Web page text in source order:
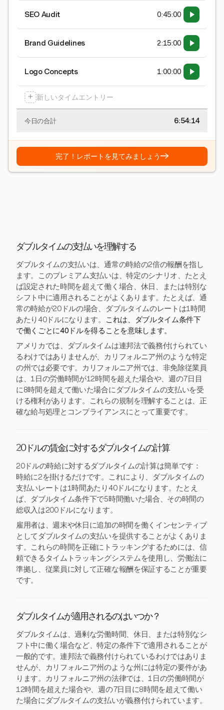
SEO Audit 0:45:00
Brand Guidelines 2:15:00
Logo Concepts 1:00:00
+ 新しいタイムエントリー
今日の合計 6:54:15
完了！レポートを見てみましょう→
ダブルタイムの支払いを理解する
ダブルタイムの支払いは、通常の時給の2倍の報酬を指し
ます。このプレミアム支払いは、特定のシナリオ、たとえ
ば設定された時間を超えて働く場合、休日、または特別な
シフト中に適用されることがよくあります。たとえば、通
常の時給が20ドルの場合、ダブルタイムのレートは1時間
あたり40ドルになります。
これは、ダブルタイム条件下
で働くごとに40ドルを得ることを意味します。
アメリカでは、ダブルタイムは連邦法で義務付けられてい
るわけではありませんが、カリフォルニア州のような特定
の州では必要です。カリフォルニア州では、非免除従業員
は、1日の労働時間が12時間を超えた場合や、週の7日目
に8時間を超えて働いた場合にダブルタイムの支払いを受
ける権利があります。これらの規制を理解することは、正
確な給与処理とコンプライアンスにとって重要です。
20ドルの賃金に対するダブルタイムの計算
20ドルの時給に対するダブルタイムの計算は簡単です：
時給に2を掛けるだけです。これにより、ダブルタイムの
支払いレートは1時間あたり40ドルになります。たとえ
ば、ダブルタイム条件下で5時間働いた場合、その時間の
総収入は200ドルになります。
雇用者は、週末や休日に追加の時間を働くインセンティブ
としてダブルタイムの支払いを提供することがよくありま
す。これらの時間を正確にトラッキングするためには、信
頼できるタイムトラッキングシステムを使用し、労働法に
準拠し、従業員に対して正確な報酬を保証することが重要
です。
ダブルタイムが適用されるのはいつか？
ダブルタイムは、過剰な労働時間、休日、または特別なシ
フト中に働く場合など、特定の条件下で適用されることが
一般的です。連邦法で義務付けられているわけではありま
せんが、カリフォルニア州のような州には特定の要件があ
ります。カリフォルニア州の法律では、1日の労働時間が
12時間を超えた場合や、週の7日目に8時間を超えて働い
た場合にダブルタイムの支払いが義務付けられています。